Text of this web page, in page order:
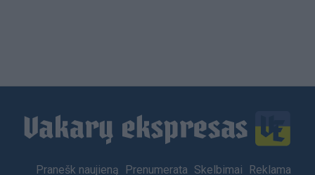
Footer
Pranešk naujieną Prenumerata Skelbimai Reklama